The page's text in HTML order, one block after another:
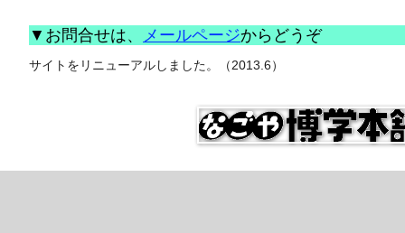
▼お問合せは、 メールページからどうぞ
サイトをリニューアルしました。（ 2013.6）